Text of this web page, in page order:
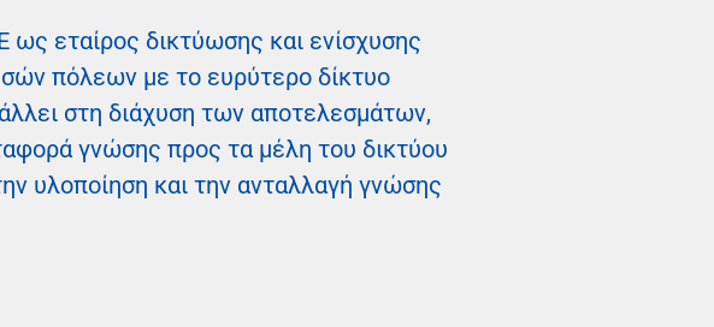
ως εταίρος δικτύωσης και ενίσχυσης
πόλεων με το ευρύτερο δίκτυο
στη διάχυση των αποτελεσμάτων,
γνώσης προς τα μέλη του δικτύου
υλοποίηση και την ανταλλαγή γνώσης